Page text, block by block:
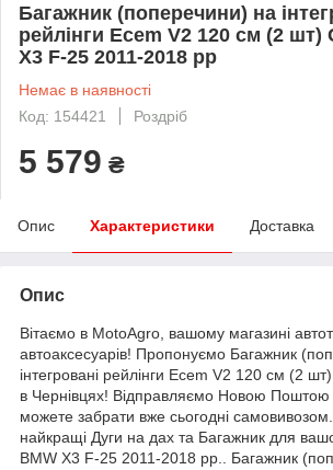
Багажник (поперечини) на
рейлінги Ecem V2 120 см (2
X3 F-25 2011-2018 рр
Немає в наявності
Код: 154421
Роздріб
5 579 ₴
Опис Характеристики Доставка
Опис
Вітаємо в MotoAgro, вашому магазині
автоаксесуарів! Пропонуємо Багажник
інтегровані рейлінги Ecem V2 120 см (2
в Чернівцях! Відправляємо Новою Поштою
можете забрати вже сьогодні
найкращі Дуги на дах та Багажник для
BMW X3 F-25 2011-2018 рр.. Багажник